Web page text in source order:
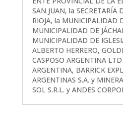
SAN JUAN, la SECRETARÍA
RIOJA, la MUNICIPALIDAD
MUNICIPALIDAD DE
MUNICIPALIDAD DE
ALBERTO HERRERO,
CASPOSO ARGENTINA
ARGENTINA, BARRICK
ARGENTINAS S.A. y
SOL S.R.L. y ANDES